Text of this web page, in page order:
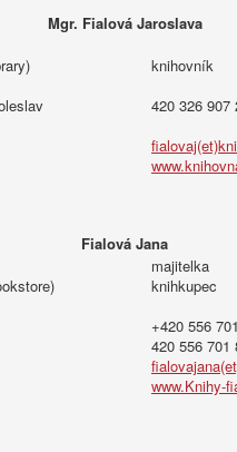
Mgr. Fialová Jaroslava
knihovník
420 326 907
Fialová Jana
majitelka
knihkupec
+420 556
420 556 701
www.Knihy-